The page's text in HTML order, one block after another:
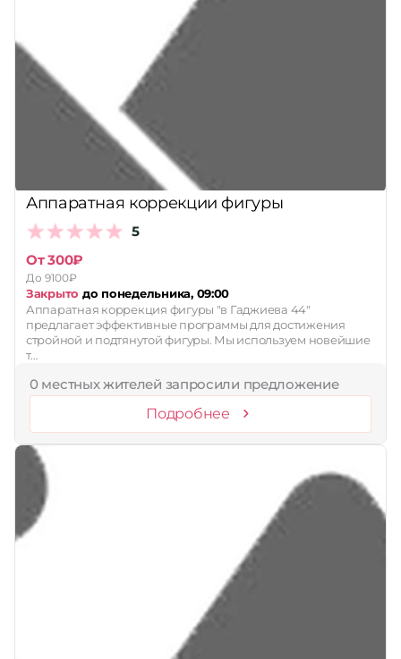
Стоимость услуг:
Принимает сертификаты
Сбросить
Аппаратная коррекции фигуры
5
От 300₽
До 9100₽
Закрыто до понедельника, 09:00
Аппаратная коррекция фигуры "в Гаджиева 44"
предлагает эффективные программы для достижения
стройной и подтянутой фигуры. Мы используем новейшие
т…
0 местных жителей запросили предложение
Подробнее